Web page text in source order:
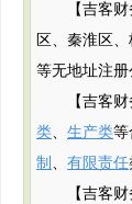
【吉客
区、秦淮区
等无地址注册
【吉客
类、 生产类等
制 、 有限责任
【吉客